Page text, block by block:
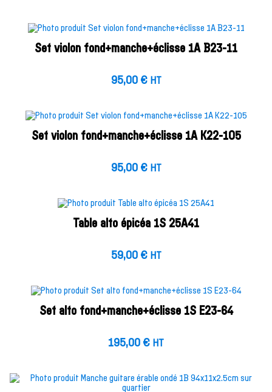
Set violon fond+manche+éclisse 1A B23-11
95,00 € HT
Set violon fond+manche+éclisse 1A K22-105
95,00 € HT
Table alto épicéa 1S 25A41
59,00 € HT
Set alto fond+manche+éclisse 1S E23-64
195,00 € HT